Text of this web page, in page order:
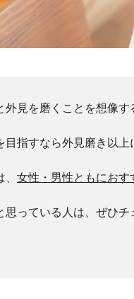
外見を磨くことを想像す
目指すなら外見磨き以上
女性・男性ともにお
っている人は、ぜひチ